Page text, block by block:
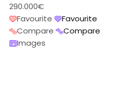
290.000€
Favourite
Favourite
Compare
Compare
Images